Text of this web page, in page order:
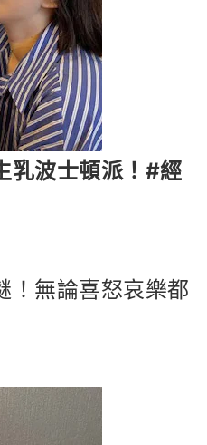
乳波士頓派！#經
！無論喜怒哀樂都